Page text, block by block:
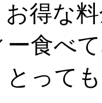
得な
食べ
って